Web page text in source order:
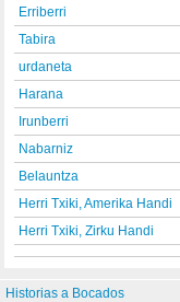
Erriberri
Tabira
urdaneta
Harana
Irunberri
Nabarniz
Belauntza
Herri Txiki, Amerika Handi
Herri Txiki, Zirku Handi
Historias a Bocados